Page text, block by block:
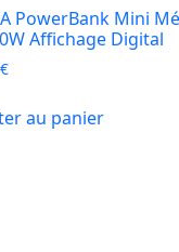
PowerBank Mini
Affichage Digital
€
au panier